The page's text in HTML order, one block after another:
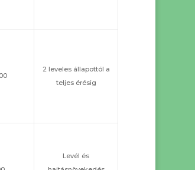
2 leveles állapottól a
teljes érésig
Levél és